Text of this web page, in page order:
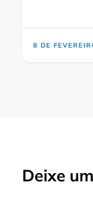
8 DE
Deixe